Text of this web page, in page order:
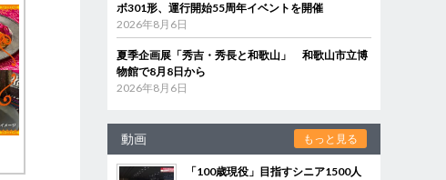
ボ301形、運行開始55周年イベントを開催
2026年8月6日
夏季企画展「秀吉・秀長と和歌山」 和歌山市立博
物館で8月8日から
2026年8月6日
動画 もっと見る
「100歳現役」目指すシニア1500人